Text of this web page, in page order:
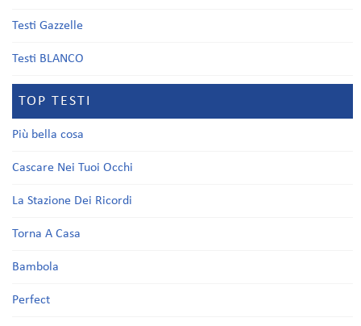
Testi Gazzelle
Testi BLANCO
TOP TESTI
Più bella cosa
Cascare Nei Tuoi Occhi
La Stazione Dei Ricordi
Torna A Casa
Bambola
Perfect